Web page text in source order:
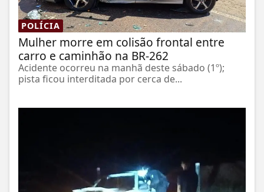
POLÍCIA
Mulher morre em colisão frontal entre
carro e caminhão na BR-262
Acidente ocorreu na manhã deste sábado (1º);
pista ficou interditada por cerca de...